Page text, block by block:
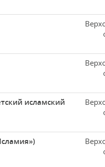
исламский